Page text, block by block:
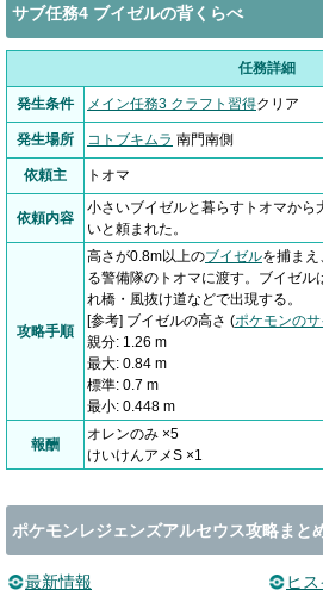
サブ任務4 ブイゼルの背くらべ
任務詳細
発生条件 メイン任務3 クラフト習得クリア
発生場所 コトブキムラ 南門南側
依頼主 トオマ
依頼内容
小さいブイゼルと暮らすトオマから
いと頼まれた。
攻略手順
高さが0.8m以上のブイゼルを捕ま
る警備隊のトオマに渡す。ブイゼル
れ橋・風抜け道などで出現する。
[参考] ブイゼルの高さ (ポケモンの
親分: 1.26 m
最大: 0.84 m
標準: 0.7 m
最小: 0.448 m
報酬
オレンのみ ×5
けいけんアメS ×1
ポケモンレジェンズアルセウス攻略まと
最新情報 ヒ